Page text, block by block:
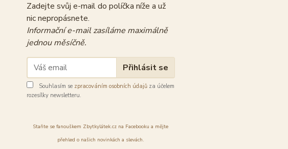
Zadejte svůj e-mail do políčka níže a už
nic nepropásnete.
Informační e-mail zasíláme maximálně
jednou měsíčně.
Přihlásit se
Souhlasím se zpracováním osobních údajů za účelem
rozesílky newsletteru.
Staňte se fanouškem Zbytkylátek.cz na Facebooku a mějte
přehled o našich novinkách a slevách.